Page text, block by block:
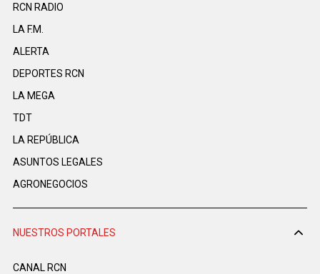
RCN RADIO
LA F.M.
ALERTA
DEPORTES RCN
LA MEGA
TDT
LA REPÚBLICA
ASUNTOS LEGALES
AGRONEGOCIOS
NUESTROS PORTALES
CANAL RCN